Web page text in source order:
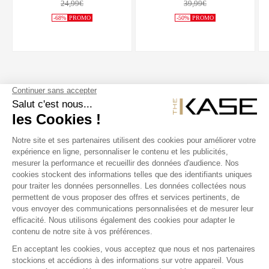
24,99€
-68% PROMO
39,99€
-50% PROMO
NOS PRODUITS
THE KASE